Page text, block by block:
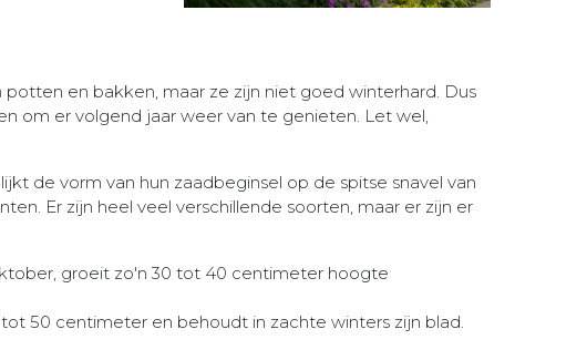
en bakken, maar ze zijn niet goed winterhard. Dus
om er volgend jaar weer van te genieten. Let wel,
de vorm van hun zaadbeginsel op de spitse snavel van
Er zijn heel veel verschillende soorten, maar er zijn er
groeit zo'n 30 tot 40 centimeter hoogte
50 centimeter en behoudt in zachte winters zijn blad.